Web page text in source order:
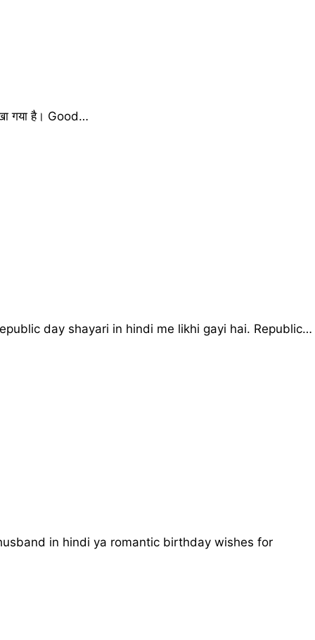
गया है। Good…
day shayari in hindi me likhi gayi hai. Republic…